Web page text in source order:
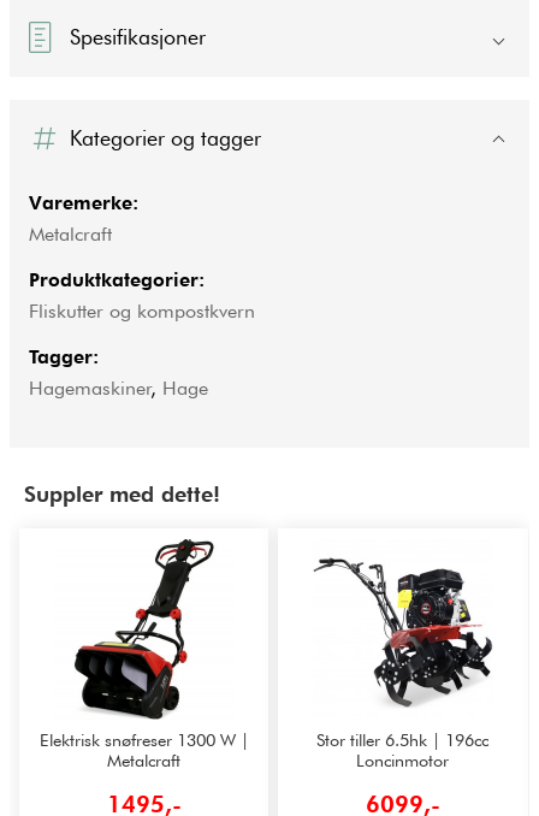
Spesifikasjoner
Kategorier og tagger
Varemerke:
Metalcraft
Produktkategorier:
Fliskutter og kompostkvern
Tagger:
Hagemaskiner, Hage
Suppler med dette!
Elektrisk snøfreser 1300 W |
Metalcraft
1495,-
Stor tiller 6.5hk | 196cc
Loncinmotor
6099,-